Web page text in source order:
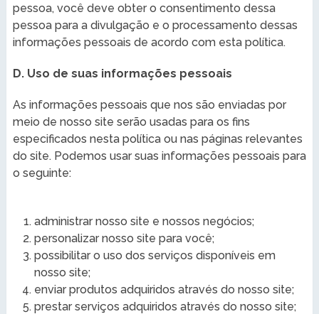
pessoa, você deve obter o consentimento dessa
pessoa para a divulgação e o processamento dessas
informações pessoais de acordo com esta política.
D. Uso de suas informações pessoais
As informações pessoais que nos são enviadas por
meio de nosso site serão usadas para os fins
especificados nesta política ou nas páginas relevantes
do site. Podemos usar suas informações pessoais para
o seguinte:
administrar nosso site e nossos negócios;
personalizar nosso site para você;
possibilitar o uso dos serviços disponíveis em
nosso site;
enviar produtos adquiridos através do nosso site;
prestar serviços adquiridos através do nosso site;